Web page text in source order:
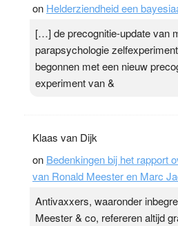
on Helderziendheid een
[…] de precognitie-update van
parapsychologie
begonnen met een nieuw
experiment van &
Klaas van Dijk
on Bedenkingen bij het rapport
van Ronald Meester en Marc
Antivaxxers, waaronder
Meester & co, refereren altijd